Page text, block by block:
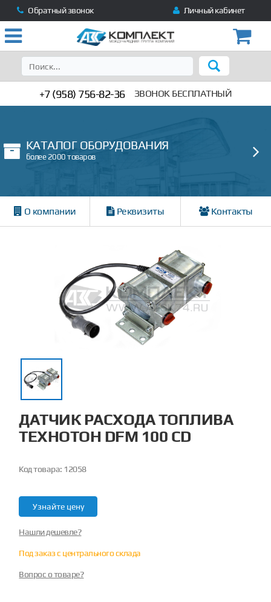
Обратный звонок Личный кабинет
+7 (958) 756-82-36 ЗВОНОК БЕСПЛАТНЫЙ
КАТАЛОГ ОБОРУДОВАНИЯ
более 2000 товаров
О компании Реквизиты Контакты
ДАТЧИК РАСХОДА ТОПЛИВА
ТЕХНОТОН DFM 100 CD
Код товара: 12058
Узнайте цену
Нашли дешевле?
Под заказ с центрального склада
Вопрос о товаре?